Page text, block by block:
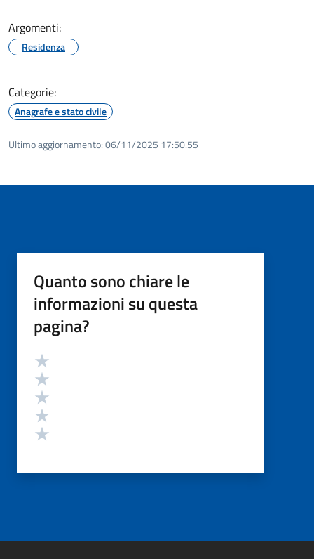
Argomenti:
Residenza
Categorie:
Anagrafe e stato civile
Ultimo aggiornamento:06/11/2025 17:50.55
Quanto sono chiare le
informazioni su questa
pagina?
Valutazione